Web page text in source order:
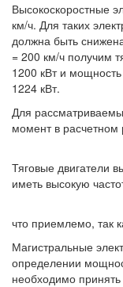
Высокоскоростные
км/ч. Для таких
должна быть
= 200 км/ч получим
1200 кВт и мощность
1224 кВт.
Для
момент в
Тяговые двигатели
иметь высокую
что приемлемо, так
Магистральные
определении
необходимо